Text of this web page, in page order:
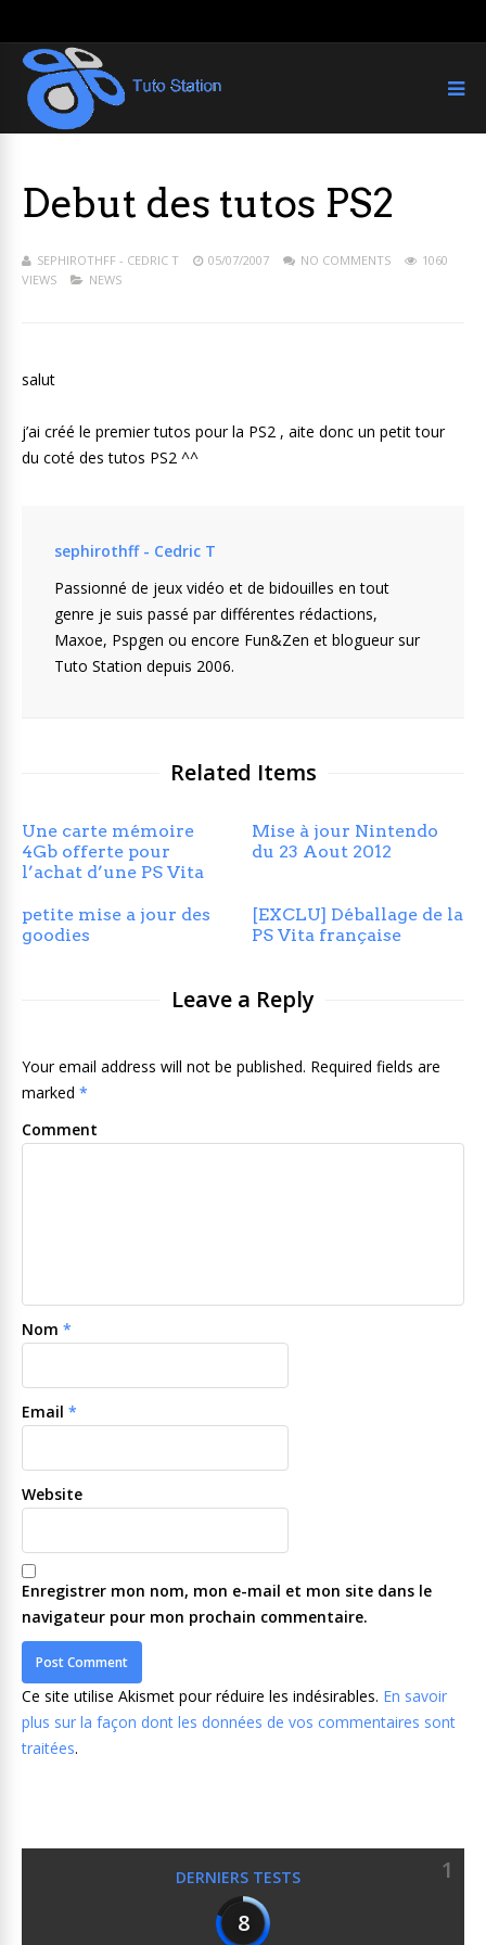
Debut des tutos PS2
SEPHIROTHFF - CEDRIC T 05/07/2007 NO COMMENTS
1060
VIEWS
NEWS
salut
j’ai créé le premier tutos pour la PS2 , aite donc un petit tour
du coté des tutos PS2 ^^
sephirothff - Cedric T
Passionné de jeux vidéo et de bidouilles en tout
genre je suis passé par différentes rédactions,
Maxoe, Pspgen ou encore Fun&Zen et blogueur sur
Tuto Station depuis 2006.
Related Items
Une carte mémoire
4Gb offerte pour
l’achat d’une PS Vita
Mise à jour Nintendo
du 23 Aout 2012
petite mise a jour des
goodies
[EXCLU] Déballage de la
PS Vita française
Leave a Reply
Your email address will not be published. Required fields are
marked *
Comment
Nom *
Email *
Website
Enregistrer mon nom, mon e-mail et mon site dans le
navigateur pour mon prochain commentaire.
Ce site utilise Akismet pour réduire les indésirables. En savoir
plus sur la façon dont les données de vos commentaires sont
traitées.
DERNIERS TESTS
1
8